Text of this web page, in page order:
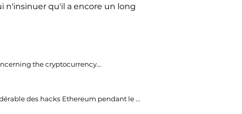
n'insinuer qu'il a encore un long
the cryptocurrency...
des hacks Ethereum pendant le ...